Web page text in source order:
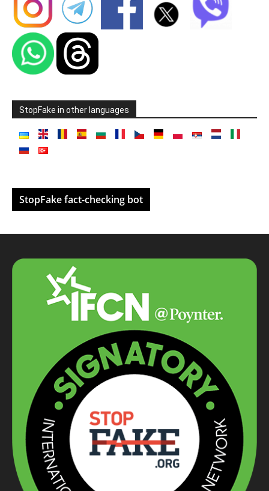
StopFake in other languages
StopFake fact-checking bot